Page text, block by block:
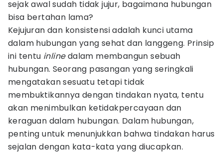
sejak awal sudah tidak jujur, bagaimana hubungan
bisa bertahan lama?
Kejujuran dan konsistensi adalah kunci utama
dalam hubungan yang sehat dan langgeng. Prinsip
ini tentu inlinedalam membangun sebuah
hubungan. Seorang pasangan yang seringkali
mengatakan sesuatu tetapi tidak
membuktikannya dengan tindakan nyata, tentu
akan menimbulkan ketidakpercayaan dan
keraguan dalam hubungan. Dalam hubungan,
penting untuk menunjukkan bahwa tindakan harus
sejalan dengan kata-kata yang diucapkan.